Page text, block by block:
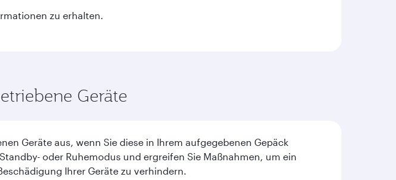
zu erhalten.
Geräte
Geräte aus, wenn Sie diese in Ihrem aufgegebenen Gepäck
oder Ruhemodus und ergreifen Sie Maßnahmen, um ein
Ihrer Geräte zu verhindern.